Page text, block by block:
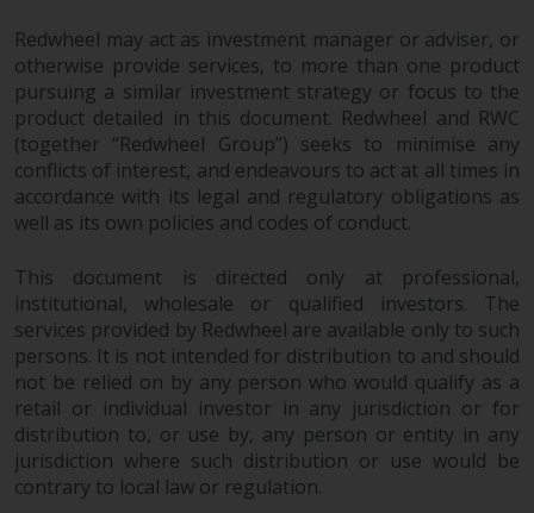
verbundenen Unternehmen
angebotenen Produkte und
Dienstleistungen sind erhebliche
Risiken verbunden.
Wechselkursschwankungen
können sich positiv oder negativ
auf den Wert von auf
Fremdwährungen lautenden
Finanzinstrumenten auswirken.
Bestimmte Anlagen,
insbesondere alternative Fonds
und Emerging Markets,
beinhalten ein
überdurchschnittliches Risiko und
sind als langfristig anzusehen.
Derivative Instrumente können
mit einem hohen Risiko
Redwheel may act as investment manager or adviser, or
otherwise provide services, to more than one product
pursuing a similar investment strategy or focus to the
product detailed in this document. Redwheel and RWC
(together “Redwheel Group”) seeks to minimise any
conflicts of interest, and endeavours to act at all times in
accordance with its legal and regulatory obligations as
well as its own policies and codes of conduct.
This document is directed only at professional,
institutional, wholesale or qualified investors. The
services provided by Redwheel are available only to such
persons. It is not intended for distribution to and should
not be relied on by any person who would qualify as a
retail or individual investor in any jurisdiction or for
distribution to, or use by, any person or entity in any
jurisdiction where such distribution or use would be
contrary to local law or regulation.